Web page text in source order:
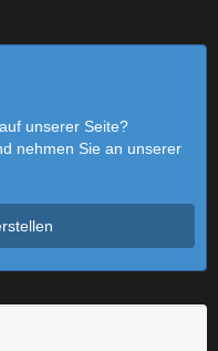
unserer Seite?
nehmen Sie an unserer